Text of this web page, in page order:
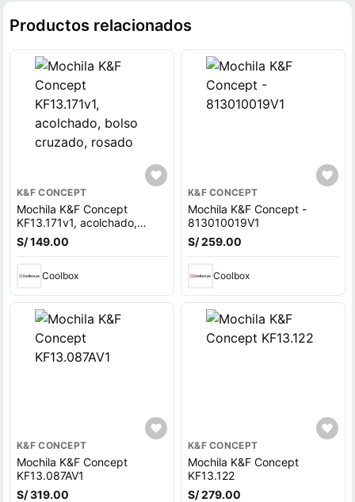
Productos relacionados
K&F CONCEPT
Mochila K&F Concept
KF13.171v1, acolchado,
bolso cruzado, rosado
S/ 149.00
Coolbox
K&F CONCEPT
Mochila K&F Concept -
813010019V1
S/ 259.00
Coolbox
K&F CONCEPT
Mochila K&F Concept
KF13.087AV1
S/ 319.00
K&F CONCEPT
Mochila K&F Concept
KF13.122
S/ 279.00